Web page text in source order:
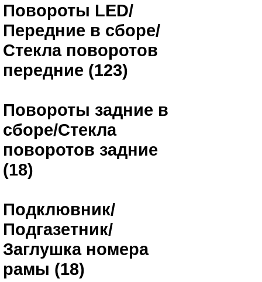
Повороты LED/
Передние в сборе/
Стекла поворотов
передние (123)
Повороты задние в
сборе/Стекла
поворотов задние
(18)
Подклювник/
Подгазетник/
Заглушка номера
рамы (18)